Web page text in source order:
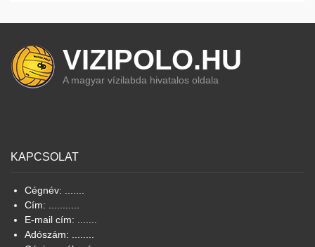
VIZIPOLO.HU
A magyar vízilabda hivatalos oldala
KAPCSOLAT
Cégnév: .......
Cím: ...........
E-mail cím: .......
Adószám: ........